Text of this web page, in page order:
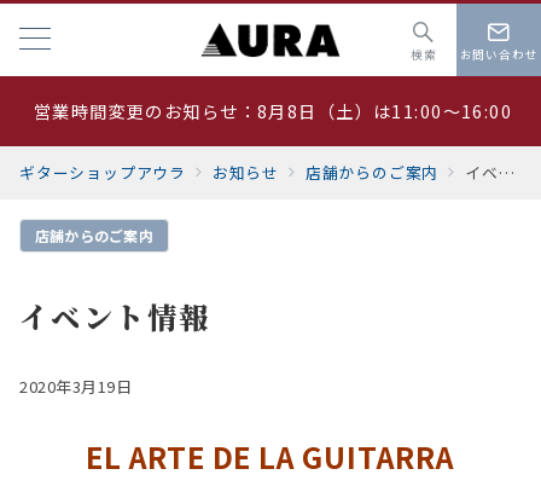
検索 お問い合わせ
営業時間変更のお知らせ：8月8日（土）は11:00～16:00
夏季休業 8月19日～23日
サマーセール開催中
ギターショップアウラ お知らせ 店舗からのご案内 イベント情報
店舗からのご案内
イベント情報
2020年3月19日
EL ARTE DE LA GUITARRA